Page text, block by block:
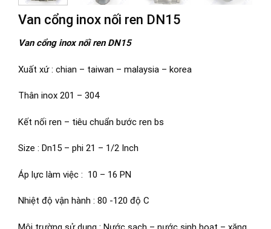
Van cổng inox nối ren DN15
Van cổng inox nối ren DN15
Xuất xứ : chian – taiwan – malaysia – korea
Thân inox 201 – 304
Kết nối ren – tiêu chuẩn bước ren bs
Size : Dn15 – phi 21 – 1/2 Inch
Áp lực làm việc : 10 – 16 PN
Nhiệt độ vận hành : 80 -120 độ C